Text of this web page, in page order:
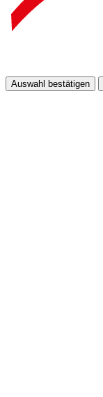
Auswahl bestätigen